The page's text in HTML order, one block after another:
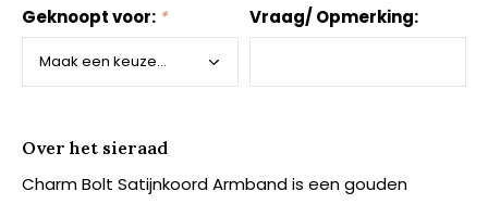
Geknoopt voor: * Vraag/ Opmerking:
Over het sieraad
Charm Bolt Satijnkoord Armband is een gouden